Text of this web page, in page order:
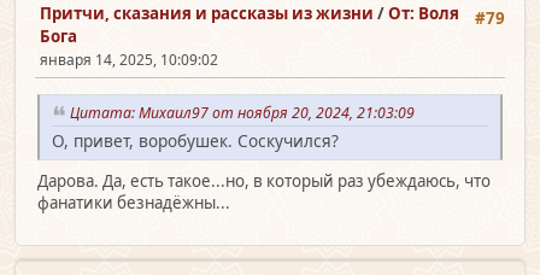
#79
Притчи, сказания и рассказы из жизни /От: Воля
Бога
января 14, 2025, 10:09:02
Цитата: Михаил97 от ноября 20, 2024, 21:03:09
О, привет, воробушек. Соскучился?
Дарова. Да, есть такое...но, в который раз убеждаюсь, что
фанатики безнадёжны...